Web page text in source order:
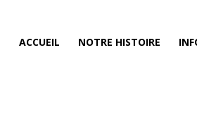
ACCUEIL NOTRE HISTOIRE